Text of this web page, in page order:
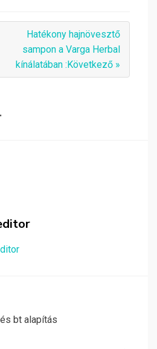
Hatékony hajnövesztő
sampon a Varga Herbal
kínálatában :Következő »
bt alapítás